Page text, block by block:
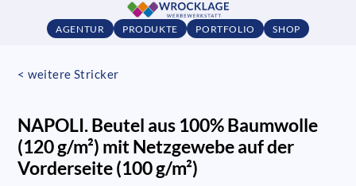
AGENTUR PRODUKTE PORTFOLIO SHOP
< weitere Stricker
NAPOLI. Beutel aus 100% Baumwolle
(120 g/m²) mit Netzgewebe auf der
Vorderseite (100 g/m²)